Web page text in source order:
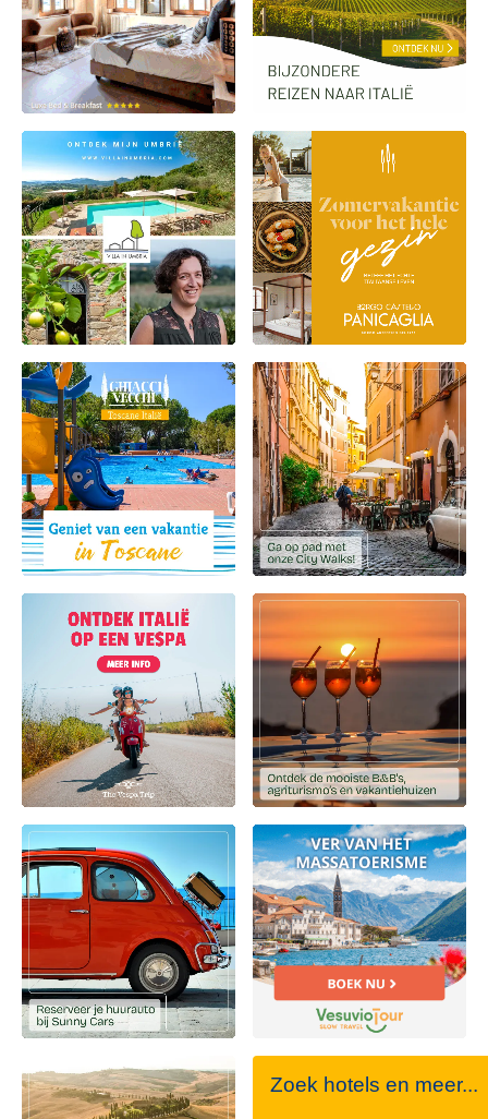
Zoek hotels en meer...